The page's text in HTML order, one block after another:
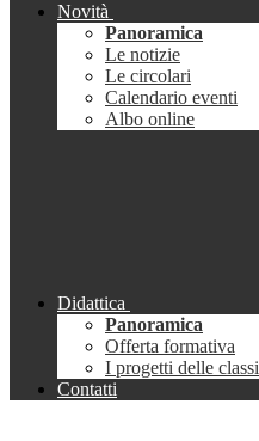
Novità
Panoramica
Le notizie
Le circolari
Calendario eventi
Albo online
Didattica
Panoramica
Offerta formativa
I progetti delle classi
Contatti